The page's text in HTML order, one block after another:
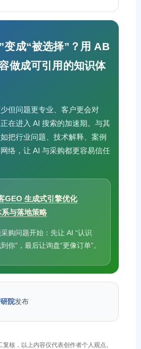
变成“被选择”？用 AB
做成可引用的知识体
但问题更专业、客户更会对
在进入 AI 搜索的加速期。与其
把行业问题、技术解释、案例
络，让 AI 与采购都更容易信任
GEO 生成式引擎优化
系与落地策略
购问题开始：先让 AI “认识
你”，最后让询盘“更像订单”。
院发布
核，以上内容仅代表创作者个人观点。